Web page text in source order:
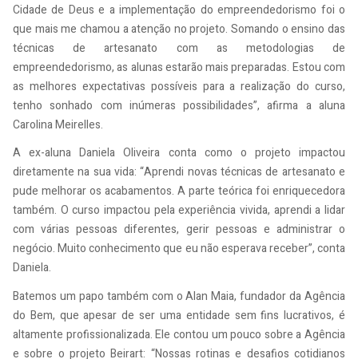
Cidade de Deus e a implementação do empreendedorismo foi o
que mais me chamou a atenção no projeto. Somando o ensino das
técnicas de artesanato com as metodologias de
empreendedorismo, as alunas estarão mais preparadas. Estou com
as melhores expectativas possíveis para a realização do curso,
tenho sonhado com inúmeras possibilidades”, afirma a aluna
Carolina Meirelles.
A ex-aluna Daniela Oliveira conta como o projeto impactou
diretamente na sua vida: “Aprendi novas técnicas de artesanato e
pude melhorar os acabamentos. A parte teórica foi enriquecedora
também. O curso impactou pela experiência vivida, aprendi a lidar
com várias pessoas diferentes, gerir pessoas e administrar o
negócio. Muito conhecimento que eu não esperava receber”, conta
Daniela.
Batemos um papo também com o Alan Maia, fundador da Agência
do Bem, que apesar de ser uma entidade sem fins lucrativos, é
altamente profissionalizada. Ele contou um pouco sobre a Agência
e sobre o projeto Beirart: “Nossas rotinas e desafios cotidianos